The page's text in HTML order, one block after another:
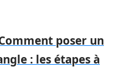
poser un
: les étapes à